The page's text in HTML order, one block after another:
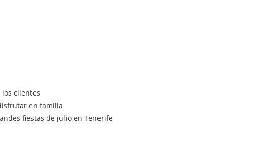
clientes
en familia
fiestas de julio en Tenerife